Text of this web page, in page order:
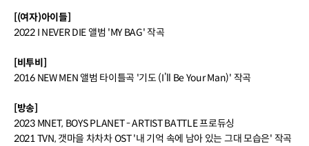
[(여자)아이들]
2022 I NEVER DIE 앨범 'MY BAG' 작곡
[비투비]
2016 NEW MEN 앨범 타이틀곡 '기도 (I’ll Be Your Man)' 작곡
[방송]
2023 MNET, BOYS PLANET - ARTIST BATTLE 프로듀싱
2021 TVN, 갯마을 차차차 OST '내 기억 속에 남아 있는 그대 모습은' 작곡